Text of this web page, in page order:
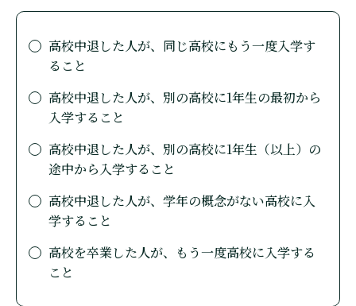
高校中退した人が、同じ高校にもう一度入学す
ること
高校中退した人が、別の高校に1年生の最初から
入学すること
高校中退した人が、別の高校に1年生（以上）の
途中から入学すること
高校中退した人が、学年の概念がない高校に入
学すること
高校を卒業した人が、もう一度高校に入学する
こと